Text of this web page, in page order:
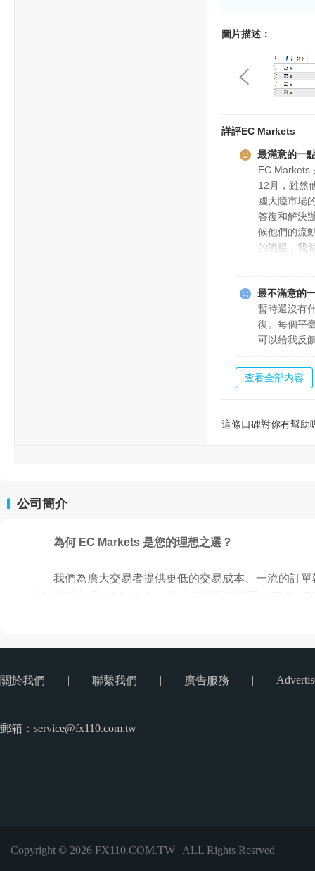
圖片描述：
詳評EC Markets
最滿意的一
EC Markets
12月，雖然
國大陸市場
答復和解決
候他們的流
的流暢，我
最不滿意的
暫時還沒有
復。每個平
可以給我反
查看全部内容
這條口碑對你有幫助
公司簡介
為何 EC Markets 是您的理想之選？
我們為廣大交易者提供更低的交易成本、一流的訂
關於我們 | 聯繫我們 | 廣告服務 |
郵箱：service@fx110.com.tw
Copyright © 2026 FX110.COM.TW | ALL Rights Resrved